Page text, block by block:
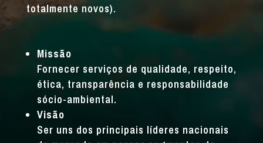
totalmente novos).
Missão
Fornecer serviços de qualidade, respeito,
ética, transparência e responsabilidade
sócio-ambiental.
Visão
Ser uns dos principais líderes nacionais